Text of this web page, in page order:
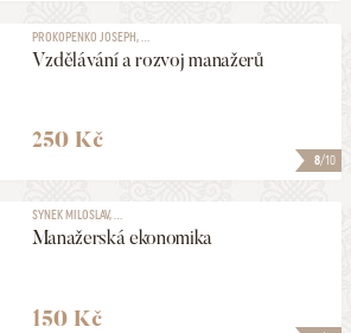
8/10
PROKOPENKO JOSEPH, ...
Vzdělávání a rozvoj manažerů
250 Kč
SYNEK MILOSLAV, ...
Manažerská ekonomika
150 Kč